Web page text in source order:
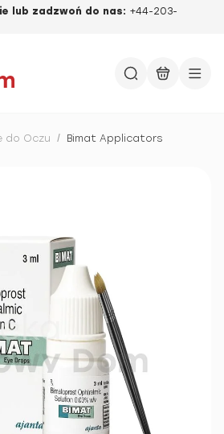
lub zadzwoń do nas: +44-203-
do Oczu / Bimat Applicators